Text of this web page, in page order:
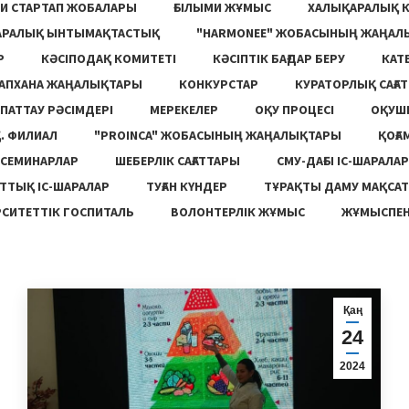
СТАРТАП ЖОБАЛАРЫ ҒЫЛЫМИ ЖҰМЫС
ХАЛЫҚАРАЛЫҚ
ЫНТЫМАҚТАСТЫҚ
"HARMONEE" ЖОБАСЫНЫҢ
КӘСІПОДАҚ КОМИТЕТІ КӘСІПТІК БАҒДАР БЕРУ
ЖАҢАЛЫҚТАРЫ
КОНКУРСТАР
КУРАТОРЛЫҚ
РӘСІМДЕРІ
МЕРЕКЕЛЕР ОҚУ ПРОЦЕСІ
ФИЛИАЛ
"PROINCA" ЖОБАСЫНЫҢ ЖАҢАЛЫҚТАРЫ
СЕМИНАРЛАР
ШЕБЕРЛІК САҒАТТАРЫ
СМУ-ДАҒЫ ІС-ШАРАЛАР
ІС-ШАРАЛАР
ТУҒАН КҮНДЕР
ТҰРАҚТЫ ДАМУ
ГОСПИТАЛЬ
ВОЛОНТЕРЛІК ЖҰМЫС
Қаң
24
2024